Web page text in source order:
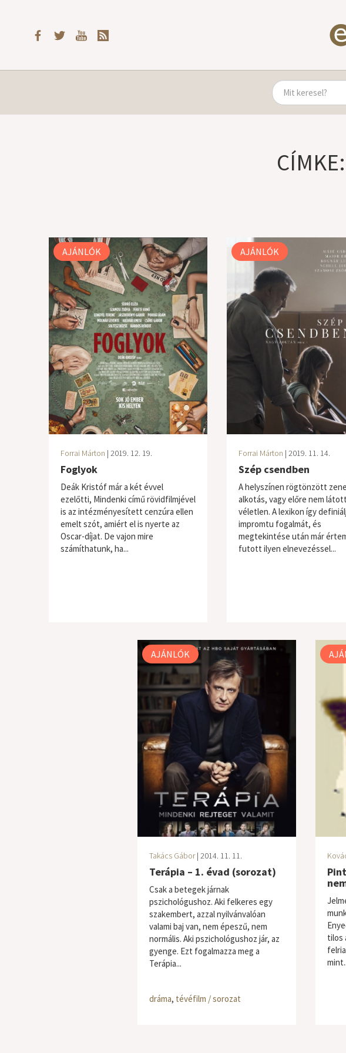
AJÁNLÓK
Forrai Márton | 2019. 12. 19.
Foglyok
Deák Kristóf már a két évvel
ezelőtti, Mindenki című rövidfilmjével
is az intézményesített cenzúra ellen
emelt szót, amiért el is nyerte az
Oscar-díjat. De vajon mire
számíthatunk, ha...
AJÁNLÓK
Forrai Márton | 2019. 11. 14.
Szép csendben
A helyszínen rögtönzött
alkotás, vagy előre nem
véletlen. A lexikon így
impromtu fogalmát, és
megtekintése után már
futott ilyen elnevezéssel...
AJÁNLÓK
Takács Gábor| 2014. 11. 11.
Terápia – 1. évad (sorozat)
Csak a betegek járnak
pszichológushoz. Aki felkeres egy
szakembert, azzal nyilvánvalóan
valami baj van, nem épeszű, nem
normális. Aki pszichológushoz jár, az
gyenge. Ezt fogalmazza meg a
Terápia...
dráma, tévéfilm / sorozat
tilos